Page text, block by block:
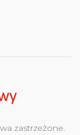
zastrzeżone.